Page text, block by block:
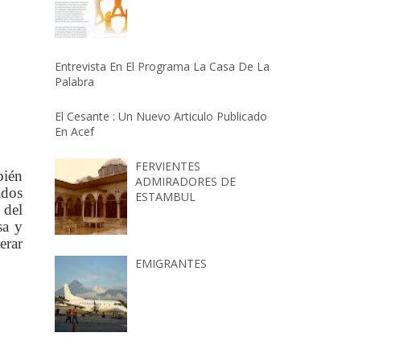
y
Entrevista En El Programa La Casa De La
Palabra
El Cesante : Un Nuevo Articulo Publicado
En Acef
FERVIENTES
ADMIRADORES DE
ESTAMBUL
EMIGRANTES